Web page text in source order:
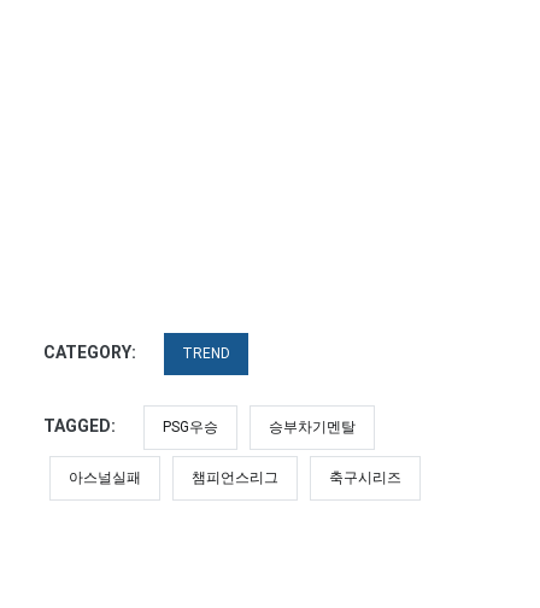
CATEGORY: TREND
TAGGED: PSG우승 승부차기멘탈
아스널실패 챔피언스리그 축구시리즈